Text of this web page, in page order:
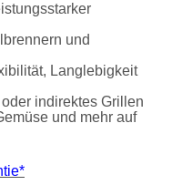
und
Langlebigkeit
indirektes Grillen
und mehr auf